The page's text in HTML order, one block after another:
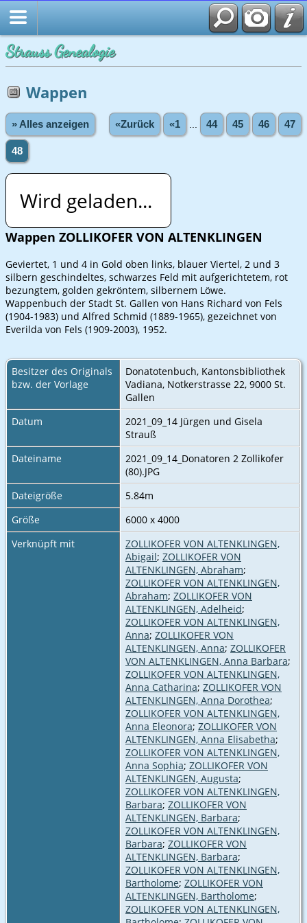
Strauss Genealogie
Wappen
» Alles anzeigen «Zurück «1 44 45 46 47
48
Wird geladen...
Wappen ZOLLIKOFER VON ALTENKLINGEN
Geviertet, 1 und 4 in Gold oben links, blauer Viertel, 2 und 3
silbern geschindeltes, schwarzes Feld mit aufgerichtetem, rot
bezungtem, golden gekröntem, silbernem Löwe.
Wappenbuch der Stadt St. Gallen von Hans Richard von Fels
(1904-1983) und Alfred Schmid (1889-1965), gezeichnet von
Everilda von Fels (1909-2003), 1952.
Besitzer des Originals
bzw. der Vorlage
Donatotenbuch, Kantonsbibliothek
Vadiana, Notkerstrasse 22, 9000 St.
Gallen
Datum
2021_09_14 Jürgen und Gisela
Strauß
Dateiname
2021_09_14_Donatoren 2 Zollikofer
(80).JPG
Dateigröße
5.84m
Größe
6000 x 4000
Verknüpft mit
ZOLLIKOFER VON ALTENKLINGEN,
Abigail; ZOLLIKOFER VON
ALTENKLINGEN, Abraham;
ZOLLIKOFER VON ALTENKLINGEN,
Abraham; ZOLLIKOFER VON
ALTENKLINGEN, Adelheid;
ZOLLIKOFER VON ALTENKLINGEN,
Anna; ZOLLIKOFER VON
ALTENKLINGEN, Anna; ZOLLIKOFER
VON ALTENKLINGEN, Anna Barbara;
ZOLLIKOFER VON ALTENKLINGEN,
Anna Catharina; ZOLLIKOFER VON
ALTENKLINGEN, Anna Dorothea;
ZOLLIKOFER VON ALTENKLINGEN,
Anna Eleonora; ZOLLIKOFER VON
ALTENKLINGEN, Anna Elisabetha;
ZOLLIKOFER VON ALTENKLINGEN,
Anna Sophia; ZOLLIKOFER VON
ALTENKLINGEN, Augusta;
ZOLLIKOFER VON ALTENKLINGEN,
Barbara; ZOLLIKOFER VON
ALTENKLINGEN, Barbara;
ZOLLIKOFER VON ALTENKLINGEN,
Barbara; ZOLLIKOFER VON
ALTENKLINGEN, Barbara;
ZOLLIKOFER VON ALTENKLINGEN,
Bartholome; ZOLLIKOFER VON
ALTENKLINGEN, Bartholome;
ZOLLIKOFER VON ALTENKLINGEN,